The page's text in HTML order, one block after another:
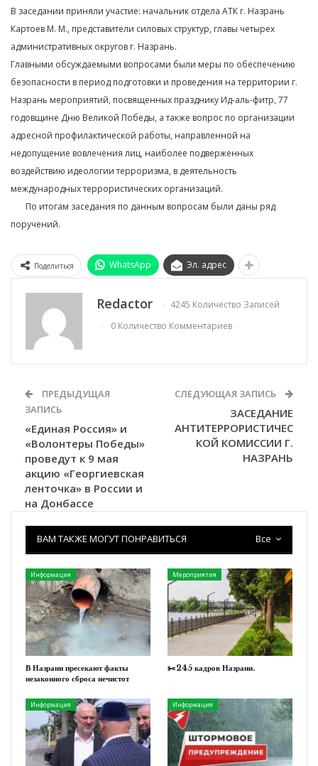
В заседании приняли участие: начальник отдела АТК г. Назрань
Картоев М. М., представители силовых структур, главы четырех
административных округов г. Назрань.
Главными обсуждаемыми вопросами были меры по обеспечению
безопасности в период подготовки и проведения на территории г.
Назрань мероприятий, посвященных празднику Ид-аль-фитр, 77
годовщине Дню Великой Победы, а также вопрос по организации
адресной профилактической работы, направленной на
недопущение вовлечения лиц, наиболее подверженных
воздействию идеологии терроризма, в деятельность
международных террористических организаций.
⠀⠀ По итогам заседания по данным вопросам были даны ряд
поручений.
Поделиться WhatsApp Эл. адрес
Redactor
4245 Количество Записей
0 Количество Комментариев
ПРЕДЫДУЩАЯ
ЗАПИСЬ
«Единая Россия» и
«Волонтеры Победы»
проведут к 9 мая
акцию «Георгиевская
ленточка» в России и
на Донбассе
СЛЕДУЮЩАЯ ЗАПИСЬ
ЗАСЕДАНИЕ
АНТИТЕРРОРИСТИЧЕС
КОЙ КОМИССИИ Г.
НАЗРАНЬ
Все
ВАМ ТАКЖЕ МОГУТ ПОНРАВИТЬСЯ
Информация
В Назрани пресекают факты
незаконного сброса нечистот
Мероприятия
✂️245 кадров Назрани.
Информация Информация